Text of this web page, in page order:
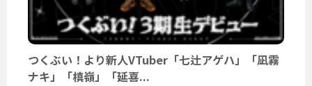
つくぶい！より新人VTuber「七辻アゲハ」「凪霧
ナキ」「槙嶺」「延喜...